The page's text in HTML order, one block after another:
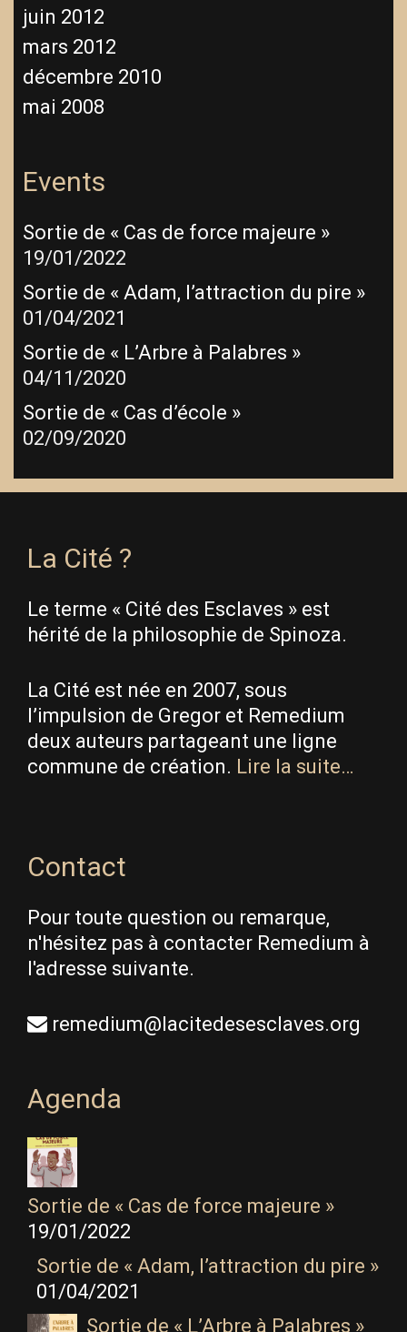
juin 2012
mars 2012
décembre 2010
mai 2008
Events
Sortie de « Cas de force majeure »
19/01/2022
Sortie de « Adam, l’attraction du pire »
01/04/2021
Sortie de « L’Arbre à Palabres »
04/11/2020
Sortie de « Cas d’école »
02/09/2020
La Cité ?
Le terme « Cité des Esclaves » est
hérité de la philosophie de Spinoza.
La Cité est née en 2007, sous
l’impulsion de Gregor et Remedium
deux auteurs partageant une ligne
commune de création. Lire la suite…
Contact
Pour toute question ou remarque,
n'hésitez pas à contacter Remedium à
l'adresse suivante.
remedium@lacitedesesclaves.org
Agenda
Sortie de « Cas de force majeure »
19/01/2022
Sortie de « Adam, l’attraction du pire »
01/04/2021
Sortie de « L’Arbre à Palabres »